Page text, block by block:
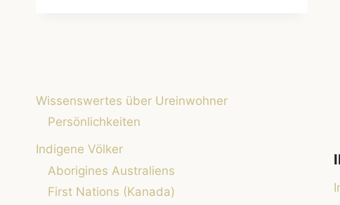
HINWEG
Wissenswertes über Ureinwohner
Persönlichkeiten
Indigene Völker
Aborigines Australiens
First Nations (Kanada)